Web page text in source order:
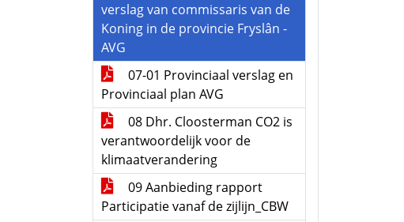
verslag van commissaris van de
Koning in de provincie Fryslân -
AVG
07-01 Provinciaal verslag en
Provinciaal plan AVG
08 Dhr. Cloosterman CO2 is
verantwoordelijk voor de
klimaatverandering
09 Aanbieding rapport
Participatie vanaf de zijlijn_CBW